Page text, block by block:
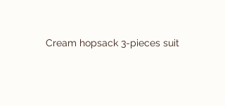
Cream hopsack 3-pieces suit